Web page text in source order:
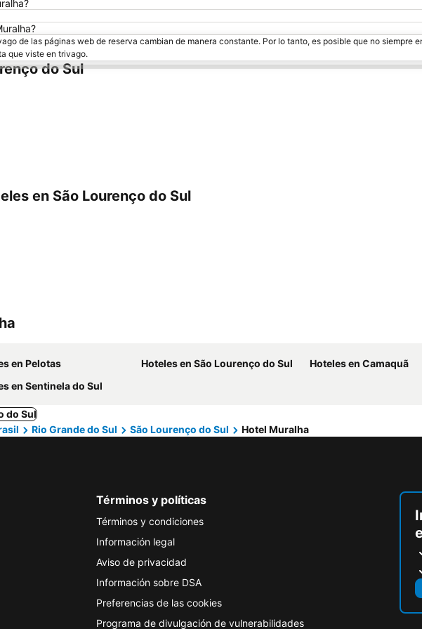
de las páginas web de reserva cambian de manera constante. Por lo tanto, es posible que no siempre
que viste en trivago.
do Sul
en São Lourenço do Sul
en Pelotas Hoteles en São Lourenço do Sul
Hoteles en Camaquã
en Sentinela do Sul
do Sul
Rio Grande do Sul São Lourenço do Sul Hotel Muralha
Términos y políticas
Términos y condiciones
Información legal
Aviso de privacidad
Información sobre DSA
Preferencias de las cookies
Programa de divulgación de vulnerabilidades